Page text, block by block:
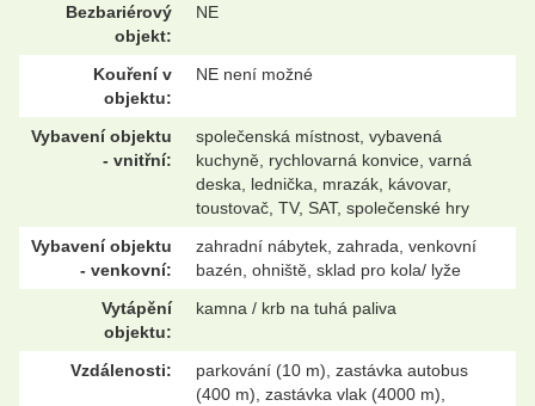
Bezbariérový
objekt:
NE
Kouření v
objektu:
NE není možné
Vybavení objektu
- vnitřní:
společenská místnost, vybavená
kuchyně, rychlovarná konvice, varná
deska, lednička, mrazák, kávovar,
toustovač, TV, SAT, společenské hry
Vybavení objektu
- venkovní:
zahradní nábytek, zahrada, venkovní
bazén, ohniště, sklad pro kola/ lyže
Vytápění
objektu:
kamna / krb na tuhá paliva
Vzdálenosti:
parkování (10 m), zastávka autobus
(400 m), zastávka vlak (4000 m),